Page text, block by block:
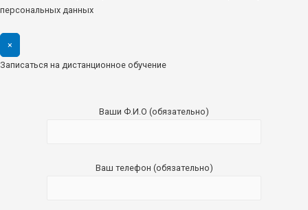
персональных данных
×
Записаться на дистанционное обучение
Ваши Ф.И.О (обязательно)
Ваш телефон (обязательно)